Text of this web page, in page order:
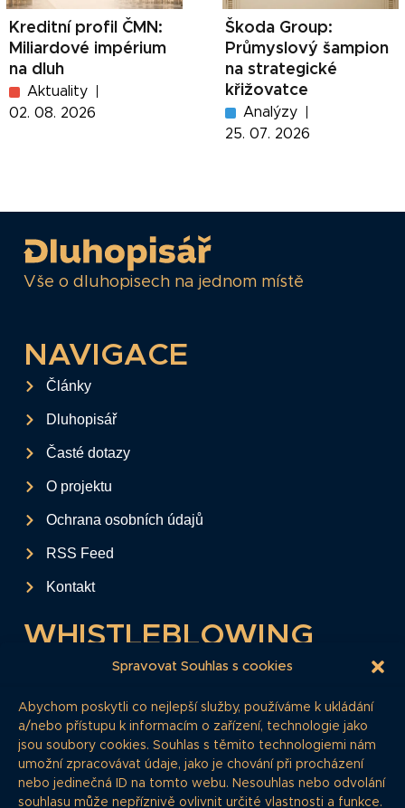
Spravovat Souhlas s cookies
Abychom poskytli co nejlepší služby, používáme k ukládání
a/nebo přístupu k informacím o zařízení, technologie jako
jsou soubory cookies. Souhlas s těmito technologiemi nám
umožní zpracovávat údaje, jako je chování při procházení
nebo jedinečná ID na tomto webu. Nesouhlas nebo odvolání
souhlasu může nepříznivě ovlivnit určité vlastnosti a funkce.
Kreditní profil ČMN:
Miliardové impérium
na dluh
Aktuality
02. 08. 2026
Škoda Group:
Průmyslový šampion
na strategické
křižovatce
Analýzy
25. 07. 2026
Vše o dluhopisech na jednom místě
NAVIGACE
Články
Dluhopisář
Časté dotazy
O projektu
Ochrana osobních údajů
RSS Feed
Kontakt
WHISTLEBLOWING
Tento formulář slouží k anonymnímu zaslání
dluhopisům.
Pokud si myslíte, že máte informace, o
kterých by redakce měla vědět, zde nám je
můžete poskytnout.